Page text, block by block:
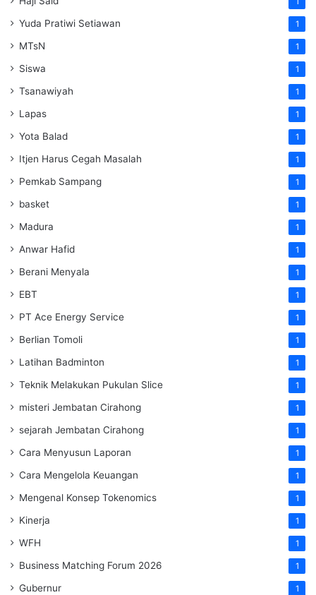
Yuda Pratiwi Setiawan 1
MTsN 1
Siswa 1
Tsanawiyah 1
Lapas 1
Yota Balad 1
Itjen Harus Cegah Masalah 1
Pemkab Sampang 1
basket 1
Madura 1
Anwar Hafid 1
Berani Menyala 1
EBT 1
PT Ace Energy Service 1
Berlian Tomoli 1
Latihan Badminton 1
Teknik Melakukan Pukulan Slice 1
misteri Jembatan Cirahong 1
sejarah Jembatan Cirahong 1
Cara Menyusun Laporan 1
Cara Mengelola Keuangan 1
Mengenal Konsep Tokenomics 1
Kinerja 1
WFH 1
Business Matching Forum 2026 1
Gubernur 1